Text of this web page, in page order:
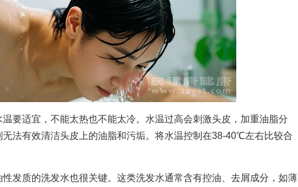
适宜，不能太热也不能太冷。水温过高会刺激头皮，加重油脂分
无法有效清洁头皮上的油脂和污垢。将水温控制在38-40℃左右比较合
质的洗发水也很关键。这类洗发水通常含有控油、去屑成分，如薄